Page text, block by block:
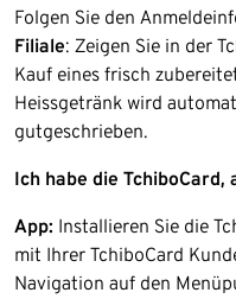
Folgen Sie den
Filiale: Zeigen Sie in der
Kauf eines frisch
Heissgetränk wird
gutgeschrieben.
Ich habe die
App: Installieren Sie die
mit Ihrer TchiboCard
Navigation auf den